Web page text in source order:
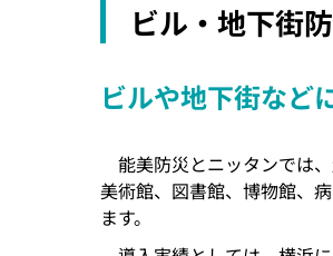
ビル・地下街
ビルや地下街など
能美防災とニッタンでは
美術館、図書館、博物館、
ます。